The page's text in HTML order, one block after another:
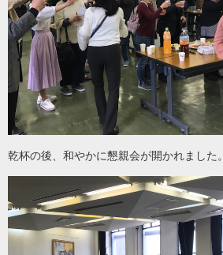
乾杯の後、和やかに懇親会が開かれました。